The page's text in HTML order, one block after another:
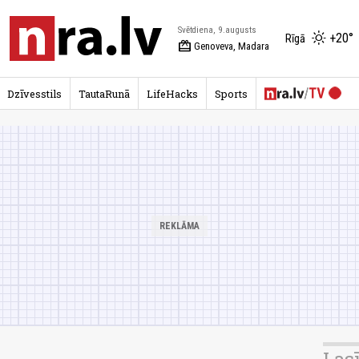
Svētdiena, 9.augusts
redeem Genoveva, Madara
Rīgā +20°
Dzīvesstils TautaRunā LifeHacks Sports